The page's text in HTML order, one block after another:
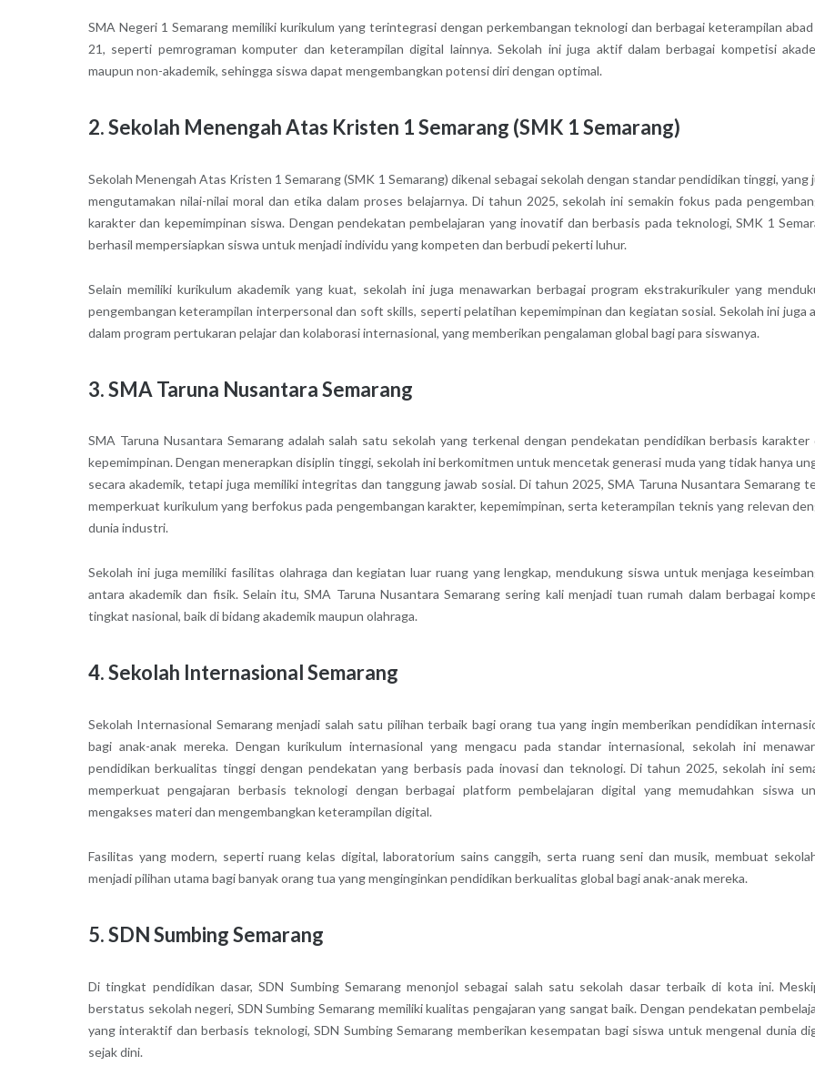
SMA Negeri 1 Semarang memiliki kurikulum yang terintegrasi dengan perkembangan teknologi dan berbagai keterampilan
21, seperti pemrograman komputer dan keterampilan digital lainnya. Sekolah ini juga aktif dalam berbagai kompetisi
maupun non-akademik, sehingga siswa dapat mengembangkan potensi diri dengan optimal.
2. Sekolah Menengah Atas Kristen 1 Semarang (SMK 1 Semarang)
Sekolah Menengah Atas Kristen 1 Semarang (SMK 1 Semarang) dikenal sebagai sekolah dengan standar pendidikan tinggi, yang
mengutamakan nilai-nilai moral dan etika dalam proses belajarnya. Di tahun 2025, sekolah ini semakin fokus pada
karakter dan kepemimpinan siswa. Dengan pendekatan pembelajaran yang inovatif dan berbasis pada teknologi, SMK 1
berhasil mempersiapkan siswa untuk menjadi individu yang kompeten dan berbudi pekerti luhur.
Selain memiliki kurikulum akademik yang kuat, sekolah ini juga menawarkan berbagai program ekstrakurikuler yang
pengembangan keterampilan interpersonal dan soft skills, seperti pelatihan kepemimpinan dan kegiatan sosial. Sekolah ini juga
dalam program pertukaran pelajar dan kolaborasi internasional, yang memberikan pengalaman global bagi para siswanya.
3. SMA Taruna Nusantara Semarang
SMA Taruna Nusantara Semarang adalah salah satu sekolah yang terkenal dengan pendekatan pendidikan berbasis karakter
kepemimpinan. Dengan menerapkan disiplin tinggi, sekolah ini berkomitmen untuk mencetak generasi muda yang tidak hanya
secara akademik, tetapi juga memiliki integritas dan tanggung jawab sosial. Di tahun 2025, SMA Taruna Nusantara Semarang
memperkuat kurikulum yang berfokus pada pengembangan karakter, kepemimpinan, serta keterampilan teknis yang relevan
dunia industri.
Sekolah ini juga memiliki fasilitas olahraga dan kegiatan luar ruang yang lengkap, mendukung siswa untuk menjaga
antara akademik dan fisik. Selain itu, SMA Taruna Nusantara Semarang sering kali menjadi tuan rumah dalam berbagai
tingkat nasional, baik di bidang akademik maupun olahraga.
4. Sekolah Internasional Semarang
Sekolah Internasional Semarang menjadi salah satu pilihan terbaik bagi orang tua yang ingin memberikan pendidikan
bagi anak-anak mereka. Dengan kurikulum internasional yang mengacu pada standar internasional, sekolah ini
pendidikan berkualitas tinggi dengan pendekatan yang berbasis pada inovasi dan teknologi. Di tahun 2025, sekolah ini
memperkuat pengajaran berbasis teknologi dengan berbagai platform pembelajaran digital yang memudahkan siswa
mengakses materi dan mengembangkan keterampilan digital.
Fasilitas yang modern, seperti ruang kelas digital, laboratorium sains canggih, serta ruang seni dan musik, membuat
menjadi pilihan utama bagi banyak orang tua yang menginginkan pendidikan berkualitas global bagi anak-anak mereka.
5. SDN Sumbing Semarang
Di tingkat pendidikan dasar, SDN Sumbing Semarang menonjol sebagai salah satu sekolah dasar terbaik di kota ini.
berstatus sekolah negeri, SDN Sumbing Semarang memiliki kualitas pengajaran yang sangat baik. Dengan pendekatan
yang interaktif dan berbasis teknologi, SDN Sumbing Semarang memberikan kesempatan bagi siswa untuk mengenal dunia
sejak dini.